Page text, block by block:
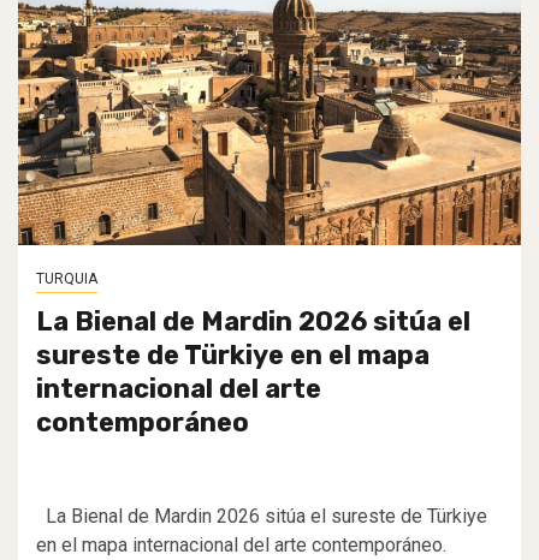
TURQUIA
La Bienal de Mardin 2026 sitúa el
sureste de Türkiye en el mapa
internacional del arte
contemporáneo
La Bienal de Mardin 2026 sitúa el sureste de Türkiye
en el mapa internacional del arte contemporáneo.